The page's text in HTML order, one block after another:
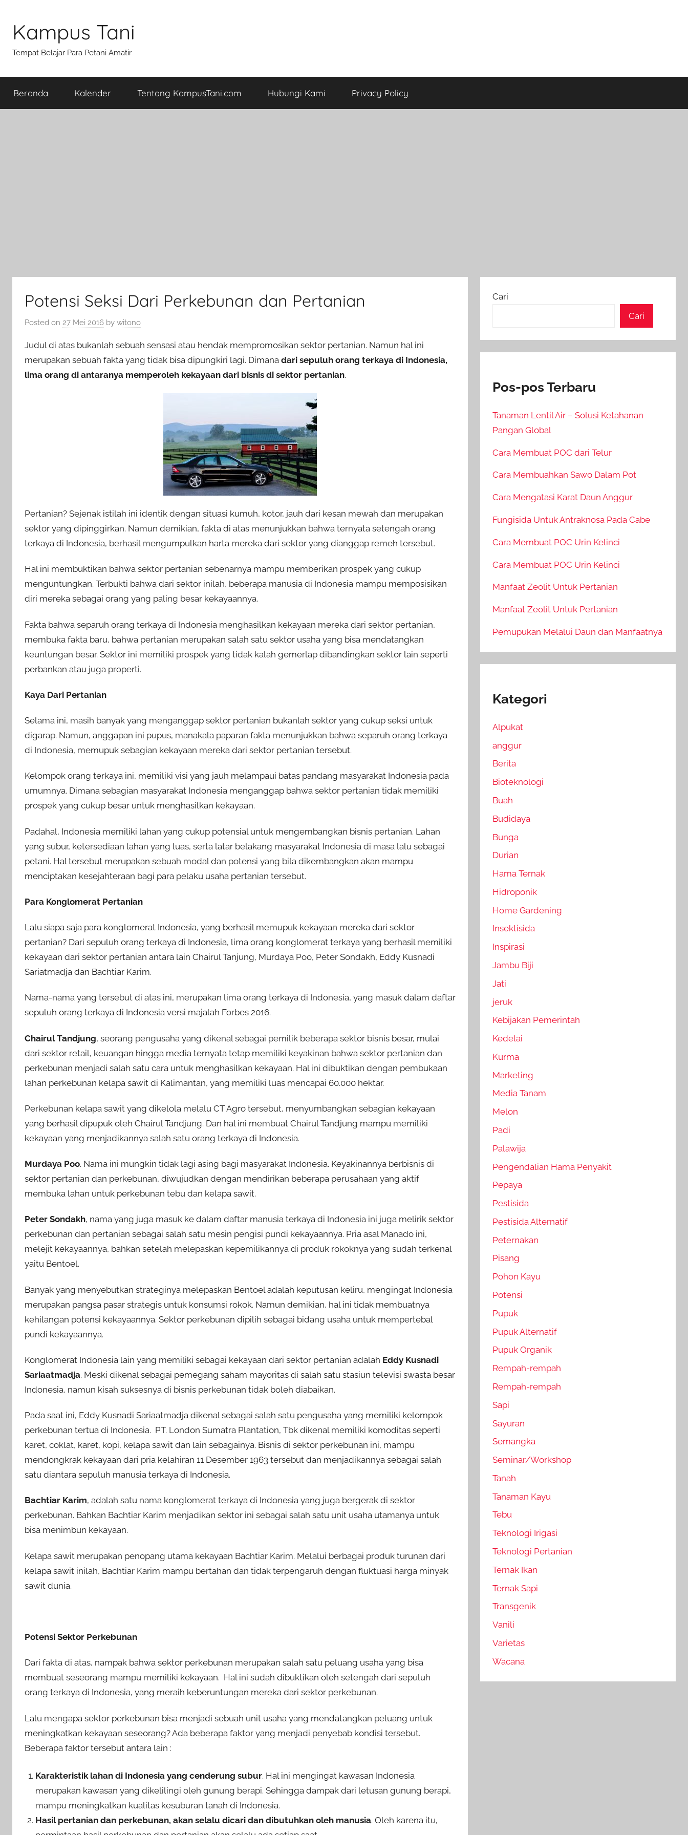
content
Kampus Tani
Tempat Belajar Para Petani Amatir
Beranda Kalender Tentang KampusTani.com Hubungi Kami Privacy Policy
Potensi Seksi Dari Perkebunan dan Pertanian
Posted on 27 Mei 2016 by witono
Judul di atas bukanlah sebuah sensasi atau hendak mempromosikan sektor pertanian. Namun hal ini
merupakan sebuah fakta yang tidak bisa dipungkiri lagi. Dimana dari sepuluh orang terkaya di Indonesia,
lima orang di antaranya memperoleh kekayaan dari bisnis di sektor pertanian.
Pertanian? Sejenak istilah ini identik dengan situasi kumuh, kotor, jauh dari kesan mewah dan merupakan
sektor yang dipinggirkan. Namun demikian, fakta di atas menunjukkan bahwa ternyata setengah orang
terkaya di Indonesia, berhasil mengumpulkan harta mereka dari sektor yang dianggap remeh tersebut.
Hal ini membuktikan bahwa sektor pertanian sebenarnya mampu memberikan prospek yang cukup
menguntungkan. Terbukti bahwa dari sektor inilah, beberapa manusia di Indonesia mampu memposisikan
diri mereka sebagai orang yang paling besar kekayaannya.
Fakta bahwa separuh orang terkaya di Indonesia menghasilkan kekayaan mereka dari sektor pertanian,
membuka fakta baru, bahwa pertanian merupakan salah satu sektor usaha yang bisa mendatangkan
keuntungan besar. Sektor ini memiliki prospek yang tidak kalah gemerlap dibandingkan sektor lain seperti
perbankan atau juga properti.
Kaya Dari Pertanian
Selama ini, masih banyak yang menganggap sektor pertanian bukanlah sektor yang cukup seksi untuk
digarap. Namun, anggapan ini pupus, manakala paparan fakta menunjukkan bahwa separuh orang terkaya
di Indonesia, memupuk sebagian kekayaan mereka dari sektor pertanian tersebut.
Kelompok orang terkaya ini, memiliki visi yang jauh melampaui batas pandang masyarakat Indonesia pada
umumnya. Dimana sebagian masyarakat Indonesia menganggap bahwa sektor pertanian tidak memiliki
prospek yang cukup besar untuk menghasilkan kekayaan.
Padahal, Indonesia memiliki lahan yang cukup potensial untuk mengembangkan bisnis pertanian. Lahan
yang subur, ketersediaan lahan yang luas, serta latar belakang masyarakat Indonesia di masa lalu sebagai
petani. Hal tersebut merupakan sebuah modal dan potensi yang bila dikembangkan akan mampu
menciptakan kesejahteraan bagi para pelaku usaha pertanian tersebut.
Para Konglomerat Pertanian
Lalu siapa saja para konglomerat Indonesia, yang berhasil memupuk kekayaan mereka dari sektor
pertanian? Dari sepuluh orang terkaya di Indonesia, lima orang konglomerat terkaya yang berhasil memiliki
kekayaan dari sektor pertanian antara lain Chairul Tanjung, Murdaya Poo, Peter Sondakh, Eddy Kusnadi
Sariatmadja dan Bachtiar Karim.
Nama-nama yang tersebut di atas ini, merupakan lima orang terkaya di Indonesia, yang masuk dalam daftar
sepuluh orang terkaya di Indonesia versi majalah Forbes 2016.
Chairul Tandjung, seorang pengusaha yang dikenal sebagai pemilik beberapa sektor bisnis besar, mulai
dari sektor retail, keuangan hingga media ternyata tetap memiliki keyakinan bahwa sektor pertanian dan
perkebunan menjadi salah satu cara untuk menghasilkan kekayaan. Hal ini dibuktikan dengan pembukaan
lahan perkebunan kelapa sawit di Kalimantan, yang memiliki luas mencapai 60.000 hektar.
Perkebunan kelapa sawit yang dikelola melalu CT Agro tersebut, menyumbangkan sebagian kekayaan
yang berhasil dipupuk oleh Chairul Tandjung. Dan hal ini membuat Chairul Tandjung mampu memiliki
kekayaan yang menjadikannya salah satu orang terkaya di Indonesia.
Murdaya Poo. Nama ini mungkin tidak lagi asing bagi masyarakat Indonesia. Keyakinannya berbisnis di
sektor pertanian dan perkebunan, diwujudkan dengan mendirikan beberapa perusahaan yang aktif
membuka lahan untuk perkebunan tebu dan kelapa sawit.
Peter Sondakh, nama yang juga masuk ke dalam daftar manusia terkaya di Indonesia ini juga melirik sektor
perkebunan dan pertanian sebagai salah satu mesin pengisi pundi kekayaannya. Pria asal Manado ini,
melejit kekayaannya, bahkan setelah melepaskan kepemilikannya di produk rokoknya yang sudah terkenal
yaitu Bentoel.
Banyak yang menyebutkan strateginya melepaskan Bentoel adalah keputusan keliru, mengingat Indonesia
merupakan pangsa pasar strategis untuk konsumsi rokok. Namun demikian, hal ini tidak membuatnya
kehilangan potensi kekayaannya. Sektor perkebunan dipilih sebagai bidang usaha untuk mempertebal
pundi kekayaannya.
Konglomerat Indonesia lain yang memiliki sebagai kekayaan dari sektor pertanian adalah Eddy Kusnadi
Sariaatmadja. Meski dikenal sebagai pemegang saham mayoritas di salah satu stasiun televisi swasta besar
Indonesia, namun kisah suksesnya di bisnis perkebunan tidak boleh diabaikan.
Pada saat ini, Eddy Kusnadi Sariaatmadja dikenal sebagai salah satu pengusaha yang memiliki kelompok
perkebunan tertua di Indonesia. PT. London Sumatra Plantation, Tbk dikenal memiliki komoditas seperti
karet, coklat, karet, kopi, kelapa sawit dan lain sebagainya. Bisnis di sektor perkebunan ini, mampu
mendongkrak kekayaan dari pria kelahiran 11 Desember 1963 tersebut dan menjadikannya sebagai salah
satu diantara sepuluh manusia terkaya di Indonesia.
Bachtiar Karim, adalah satu nama konglomerat terkaya di Indonesia yang juga bergerak di sektor
perkebunan. Bahkan Bachtiar Karim menjadikan sektor ini sebagai salah satu unit usaha utamanya untuk
bisa menimbun kekayaan.
Kelapa sawit merupakan penopang utama kekayaan Bachtiar Karim. Melalui berbagai produk turunan dari
kelapa sawit inilah, Bachtiar Karim mampu bertahan dan tidak terpengaruh dengan fluktuasi harga minyak
sawit dunia.
Potensi Sektor Perkebunan
Dari fakta di atas, nampak bahwa sektor perkebunan merupakan salah satu peluang usaha yang bisa
membuat seseorang mampu memiliki kekayaan. Hal ini sudah dibuktikan oleh setengah dari sepuluh
orang terkaya di Indonesia, yang meraih keberuntungan mereka dari sektor perkebunan.
Lalu mengapa sektor perkebunan bisa menjadi sebuah unit usaha yang mendatangkan peluang untuk
meningkatkan kekayaan seseorang? Ada beberapa faktor yang menjadi penyebab kondisi tersebut.
Beberapa faktor tersebut antara lain :
Karakteristik lahan di Indonesia yang cenderung subur. Hal ini mengingat kawasan Indonesia
merupakan kawasan yang dikelilingi oleh gunung berapi. Sehingga dampak dari letusan gunung berapi,
mampu meningkatkan kualitas kesuburan tanah di Indonesia.
Hasil pertanian dan perkebunan, akan selalu dicari dan dibutuhkan oleh manusia. Oleh karena itu,
Cari
Cari
Pos-pos Terbaru
Tanaman Lentil Air – Solusi Ketahanan
Pangan Global
Cara Membuat POC dari Telur
Cara Membuahkan Sawo Dalam Pot
Cara Mengatasi Karat Daun Anggur
Fungisida Untuk Antraknosa Pada Cabe
Cara Membuat POC Urin Kelinci
Cara Membuat POC Urin Kelinci
Manfaat Zeolit Untuk Pertanian
Manfaat Zeolit Untuk Pertanian
Pemupukan Melalui Daun dan Manfaatnya
Kategori
Alpukat
anggur
Berita
Bioteknologi
Buah
Budidaya
Bunga
Durian
Hama Ternak
Hidroponik
Home Gardening
Insektisida
Inspirasi
Jambu Biji
Jati
jeruk
Kebijakan Pemerintah
Kedelai
Kurma
Marketing
Media Tanam
Melon
Padi
Palawija
Pengendalian Hama Penyakit
Pepaya
Pestisida
Pestisida Alternatif
Peternakan
Pisang
Pohon Kayu
Potensi
Pupuk
Pupuk Alternatif
Pupuk Organik
Rempah-rempah
Rempah-rempah
Sapi
Sayuran
Semangka
Seminar/Workshop
Tanah
Tanaman Kayu
Tebu
Teknologi Irigasi
Teknologi Pertanian
Ternak Ikan
Ternak Sapi
Transgenik
Vanili
Varietas
Wacana